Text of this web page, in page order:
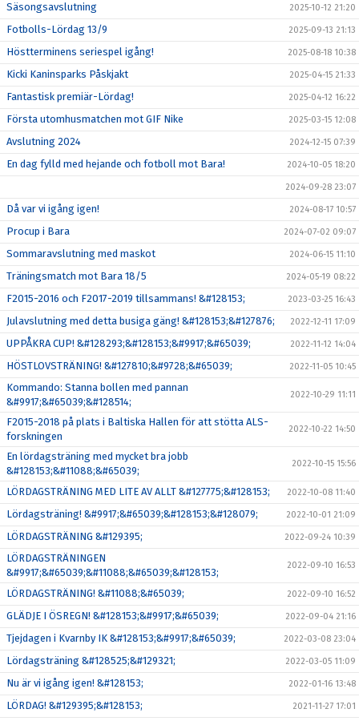
Säsongsavslutning 2025-10-12 21:20
Fotbolls-Lördag 13/9 2025-09-13 21:13
Höstterminens seriespel igång! 2025-08-18 10:38
Kicki Kaninsparks Påskjakt 2025-04-15 21:33
Fantastisk premiär-Lördag! 2025-04-12 16:22
Första utomhusmatchen mot GIF Nike 2025-03-15 12:08
Avslutning 2024 2024-12-15 07:39
En dag fylld med hejande och fotboll mot Bara! 2024-10-05 18:20
2024-09-28 23:07
Då var vi igång igen! 2024-08-17 10:57
Procup i Bara 2024-07-02 09:07
Sommaravslutning med maskot 2024-06-15 11:10
Träningsmatch mot Bara 18/5 2024-05-19 08:22
F2015-2016 och F2017-2019 tillsammans! &#128153; 2023-03-25 16:43
Julavslutning med detta busiga gäng! &#128153;&#127876; 2022-12-11 17:09
UPPÅKRA CUP! &#128293;&#128153;&#9917;&#65039; 2022-11-12 14:04
HÖSTLOVSTRÄNING! &#127810;&#9728;&#65039; 2022-11-05 10:45
Kommando: Stanna bollen med pannan
&#9917;&#65039;&#128514;
2022-10-29 11:11
F2015-2018 på plats i Baltiska Hallen för att stötta ALS-
forskningen
2022-10-22 14:50
En lördagsträning med mycket bra jobb
&#128153;&#11088;&#65039;
2022-10-15 15:56
LÖRDAGSTRÄNING MED LITE AV ALLT &#127775;&#128153; 2022-10-08 11:40
Lördagsträning! &#9917;&#65039;&#128153;&#128079; 2022-10-01 21:09
LÖRDAGSTRÄNING &#129395; 2022-09-24 10:39
LÖRDAGSTRÄNINGEN
&#9917;&#65039;&#11088;&#65039;&#128153;
2022-09-10 16:53
LÖRDAGSTRÄNING! &#11088;&#65039; 2022-09-10 16:52
GLÄDJE I ÖSREGN! &#128153;&#9917;&#65039; 2022-09-04 21:16
Tjejdagen i Kvarnby IK &#128153;&#9917;&#65039; 2022-03-08 23:04
Lördagsträning &#128525;&#129321; 2022-03-05 11:09
Nu är vi igång igen! &#128153; 2022-01-16 13:48
LÖRDAG! &#129395;&#128153; 2021-11-27 17:01